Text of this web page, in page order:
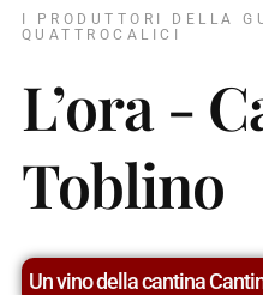
I PRODUTTORI DELLA
QUATTROCALICI
L’ora -
Toblino
Un vino della cantina